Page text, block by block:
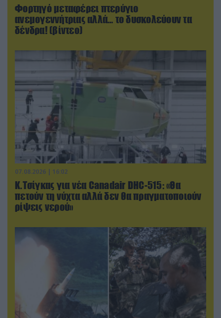
Φορτηγό μεταφέρει πτερύγιο
ανεμογεννήτριας αλλά… το δυσκολεύουν τα
δένδρα! (βίντεο)
07.08.2026 | 16:02
Κ.Τσίγκας για νέα Canadair DHC-515: «Θα
πετούν τη νύχτα αλλά δεν θα πραγματοποιούν
ρίψεις νερού»